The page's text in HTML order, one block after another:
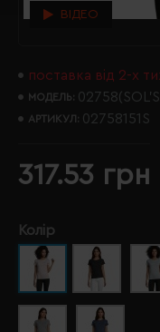
ВІДЕО
поставка від 2-х
МОДЕЛЬ:
АРТИКУЛ: 02758151S
317.53 грн
Колір